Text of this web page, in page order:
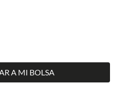
A MI BOLSA